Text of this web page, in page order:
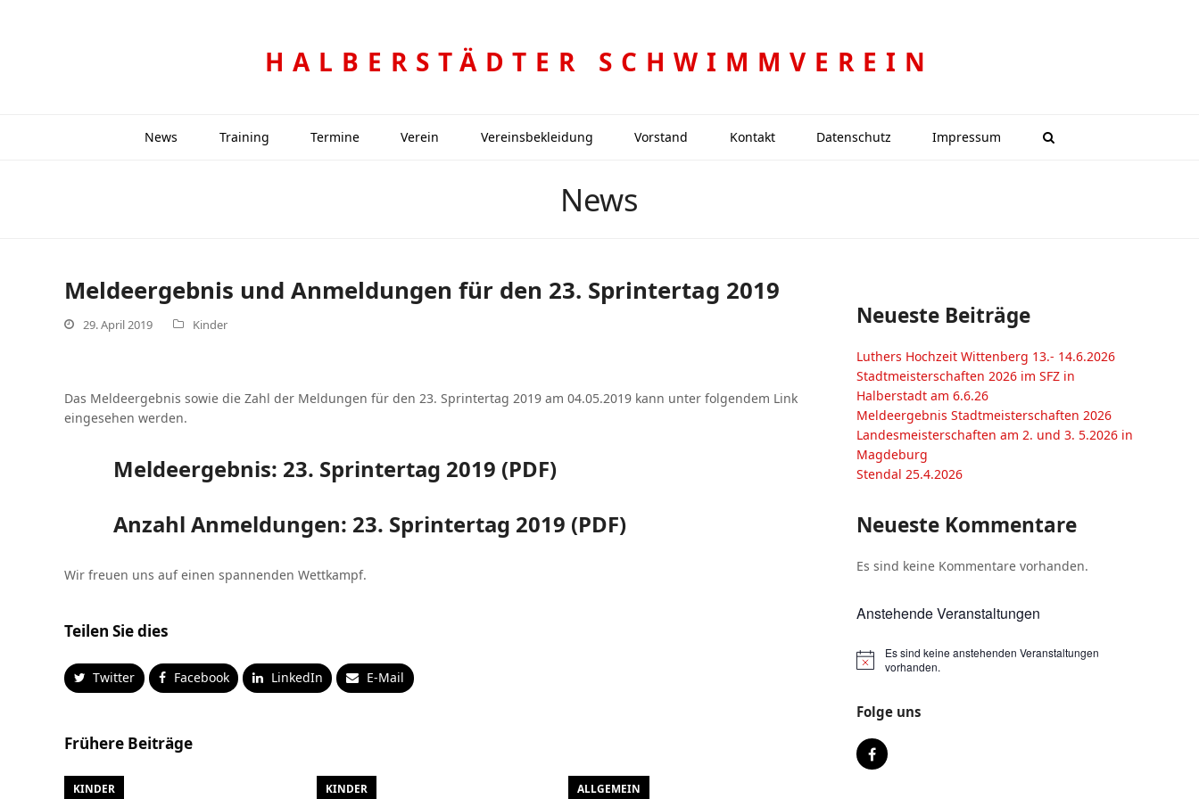
HALBERSTÄDTER SCHWIMMVEREIN
News Training Termine Verein Vereinsbekleidung Vorstand Kontakt Datenschutz Impressum
News
Meldeergebnis und Anmeldungen für den 23. Sprintertag 2019
29. April 2019 Kinder
Das Meldeergebnis sowie die Zahl der Meldungen für den 23. Sprintertag 2019 am 04.05.2019 kann unter folgendem Link
eingesehen werden.
Meldeergebnis: 23. Sprintertag 2019 (PDF)
Anzahl Anmeldungen: 23. Sprintertag 2019 (PDF)
Wir freuen uns auf einen spannenden Wettkampf.
Teilen Sie dies
Twitter Facebook LinkedIn E-Mail
Frühere Beiträge
KINDER KINDER ALLGEMEIN
Neueste Beiträge
Luthers Hochzeit Wittenberg 13.- 14.6.2026
Stadtmeisterschaften 2026 im SFZ in
Halberstadt am 6.6.26
Meldeergebnis Stadtmeisterschaften 2026
Landesmeisterschaften am 2. und 3. 5.2026 in
Magdeburg
Stendal 25.4.2026
Neueste Kommentare
Es sind keine Kommentare vorhanden.
Anstehende Veranstaltungen
Es sind keine anstehenden Veranstaltungen
vorhanden.
Folge uns
Facebook